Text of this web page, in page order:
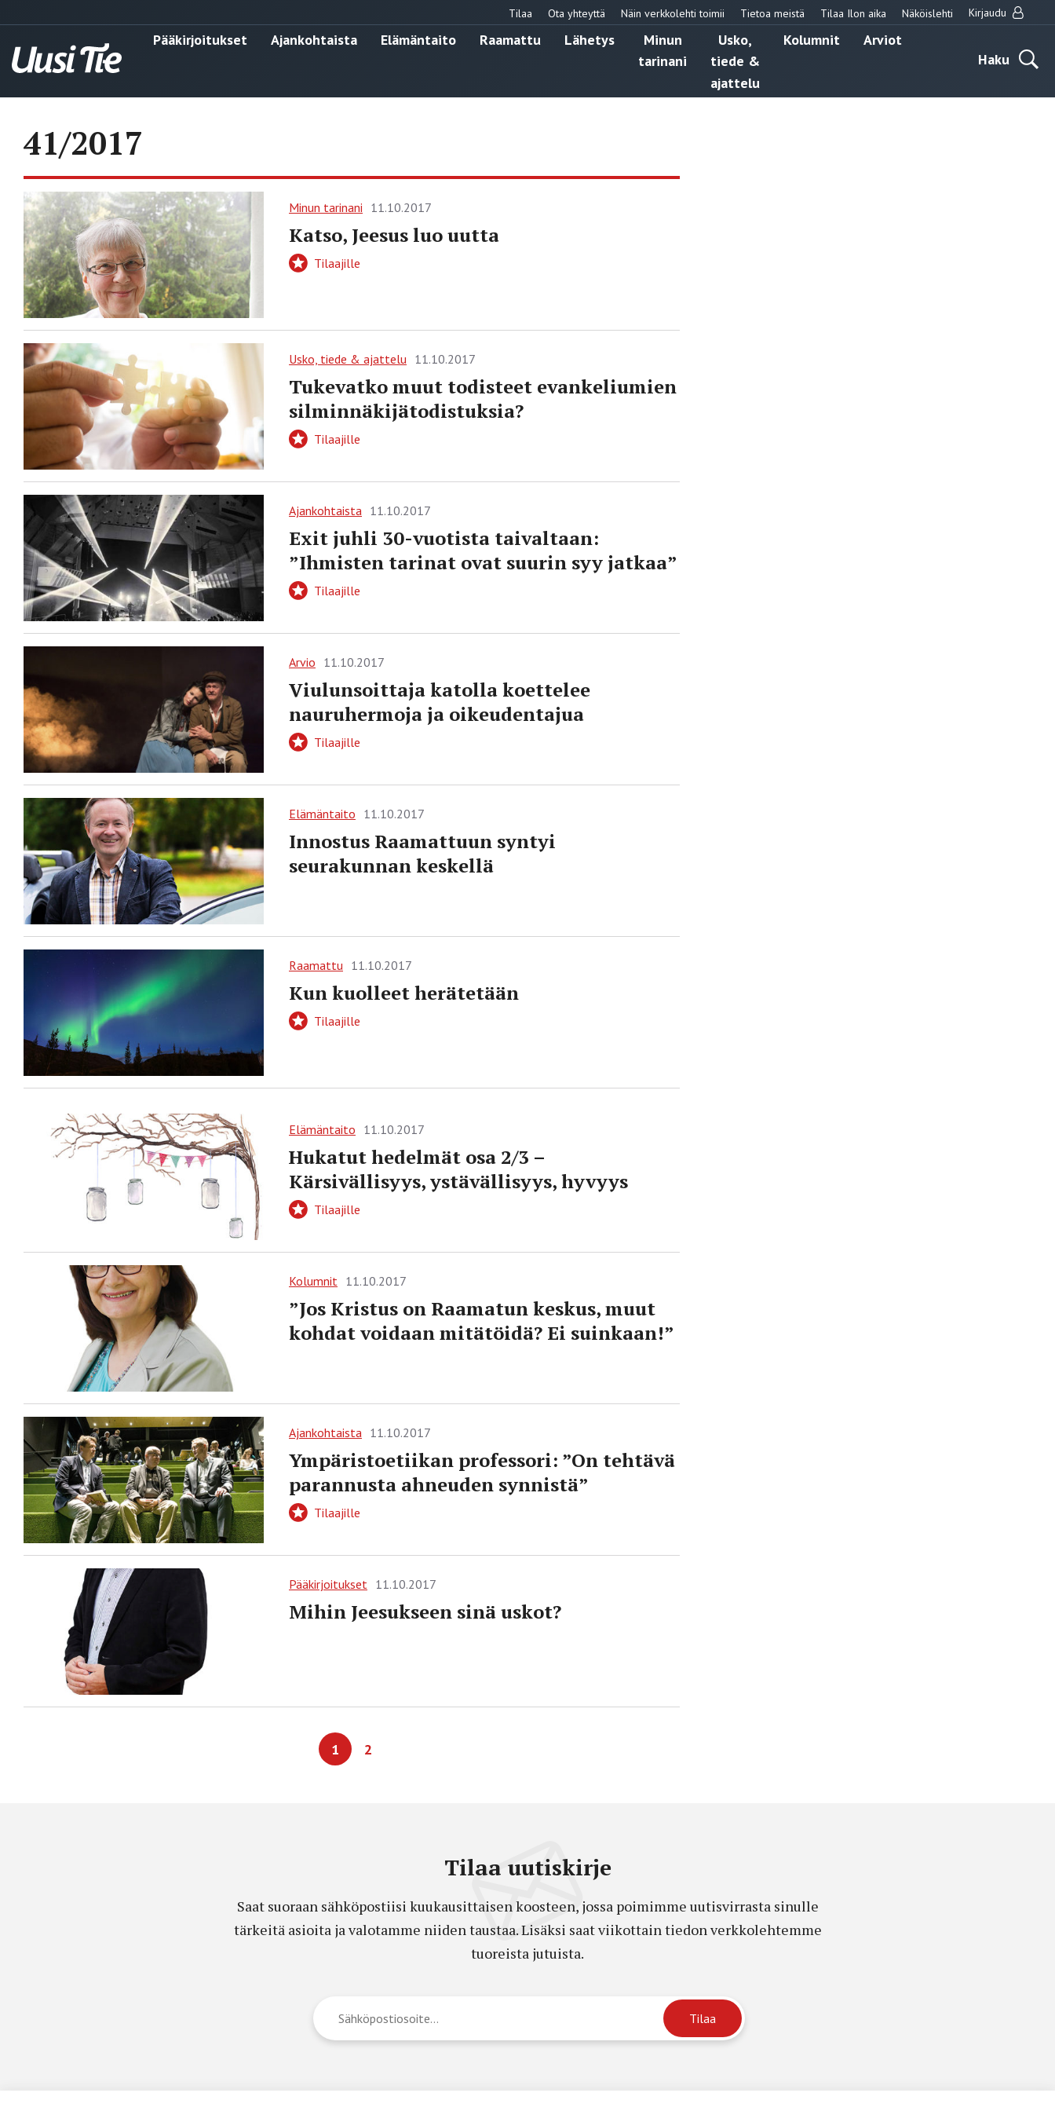
Tilaa Ota yhteyttä Näin verkkolehti toimii Tietoa meistä Tilaa Ilon aika Näköislehti Kirjaudu
Pääkirjoitukset Ajankohtaista Elämäntaito Raamattu Lähetys
Minun
tarinani
Usko,
tiede &
ajattelu
Kolumnit
Arviot
Haku
41/2017
Minun tarinani 11.10.2017
Katso, Jeesus luo uutta
Tilaajille
Usko, tiede & ajattelu 11.10.2017
Tukevatko muut todisteet evankeliumien
silminnäkijätodistuksia?
Tilaajille
Ajankohtaista 11.10.2017
Exit juhli 30-vuotista taivaltaan:
”Ihmisten tarinat ovat suurin syy jatkaa”
Tilaajille
Arvio 11.10.2017
Viulunsoittaja katolla koettelee
nauruhermoja ja oikeudentajua
Tilaajille
Elämäntaito 11.10.2017
Innostus Raamattuun syntyi
seurakunnan keskellä
Raamattu 11.10.2017
Kun kuolleet herätetään
Tilaajille
Elämäntaito 11.10.2017
Hukatut hedelmät osa 2/3 –
Kärsivällisyys, ystävällisyys, hyvyys
Tilaajille
Kolumnit 11.10.2017
”Jos Kristus on Raamatun keskus, muut
kohdat voidaan mitätöidä? Ei suinkaan!”
Ajankohtaista 11.10.2017
Ympäristoetiikan professori: ”On tehtävä
parannusta ahneuden synnistä”
Tilaajille
Pääkirjoitukset 11.10.2017
Mihin Jeesukseen sinä uskot?
1 2
Tilaa uutiskirje
Saat suoraan sähköpostiisi kuukausittaisen koosteen, jossa poimimme uutisvirrasta sinulle
tärkeitä asioita ja valotamme niiden taustaa. Lisäksi saat viikottain tiedon verkkolehtemme
tuoreista jutuista.